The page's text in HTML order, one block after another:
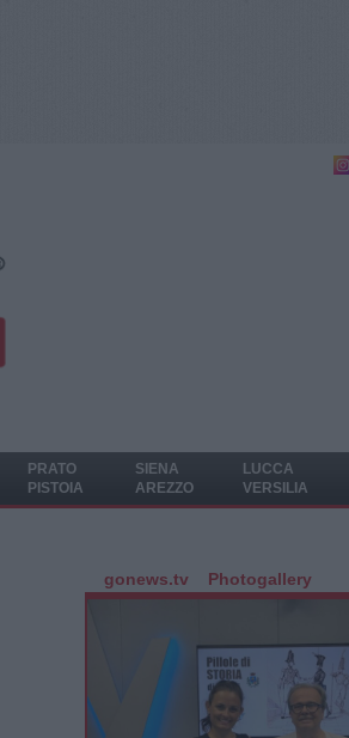
PRATO
PISTOIA
SIENA
AREZZO
LUCCA
VERSILIA
gonews.tv Photogallery